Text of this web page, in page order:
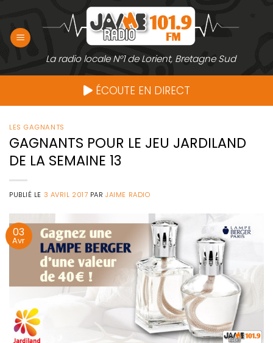
contenu
La radio locale N°1 de Lorient, Bretagne Sud
ÉCOUTE EN DIRECT
LES GAGNANTS
GAGNANTS POUR LE JEU JARDILAND
DE LA SEMAINE 13
PUBLIÉ LE 3 AVRIL 2017 PARJAIME RADIO
03
Avr